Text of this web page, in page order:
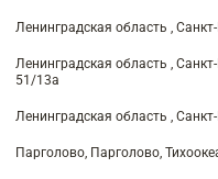
Ленинградская область ,
Ленинградская область ,
51/13а
Ленинградская область ,
Парголово, Парголово,